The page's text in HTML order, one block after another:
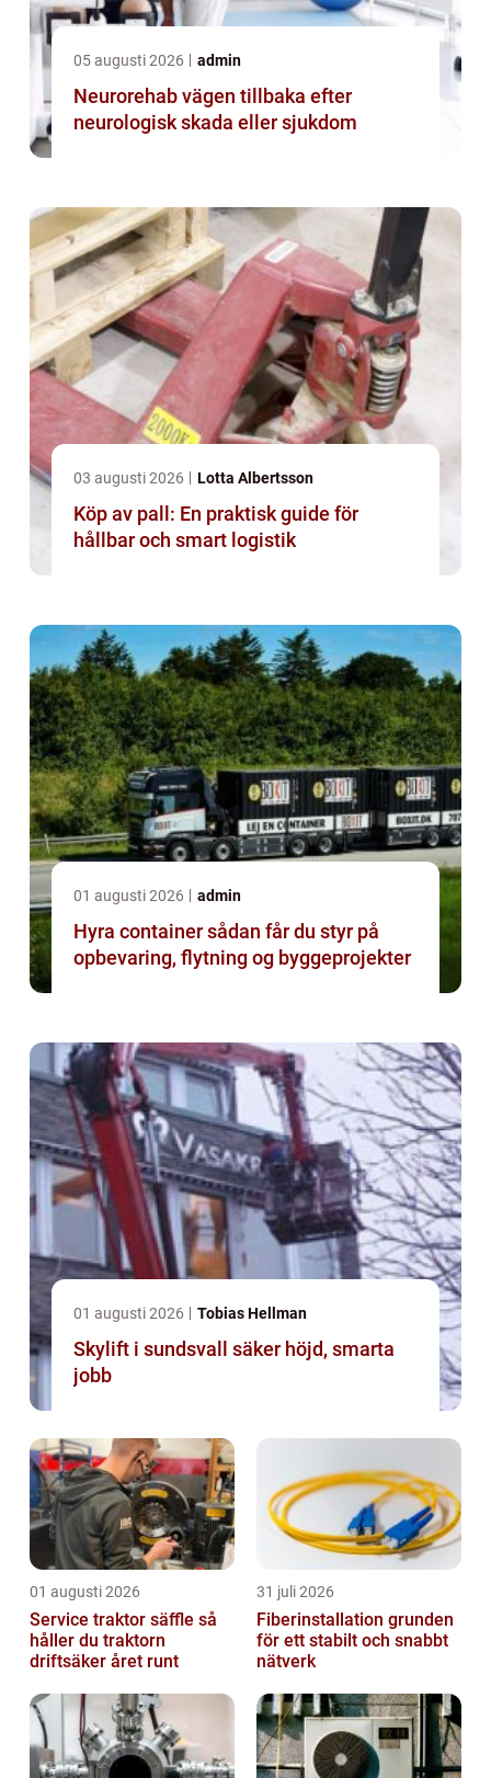
05 augusti 2026 admin
Neurorehab vägen tillbaka efter
neurologisk skada eller sjukdom
03 augusti 2026 Lotta Albertsson
Köp av pall: En praktisk guide för
hållbar och smart logistik
01 augusti 2026 admin
Hyra container sådan får du styr på
opbevaring, flytning og byggeprojekter
01 augusti 2026 Tobias Hellman
Skylift i sundsvall säker höjd, smarta
jobb
01 augusti 2026
Service traktor säffle så
håller du traktorn
driftsäker året runt
31 juli 2026
Fiberinstallation grunden
för ett stabilt och snabbt
nätverk